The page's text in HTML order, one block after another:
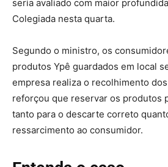
seria avaliado com maior
Colegiada nesta quarta.
Segundo o ministro, os
produtos Ypê guardados em local
empresa realiza o recolhimento
reforçou que reservar os produtos
tanto para o descarte correto
ressarcimento ao consumidor.